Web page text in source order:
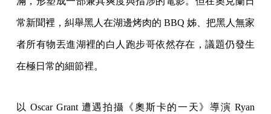
常新聞裡，糾舉黑人在湖邊烤肉的 BBQ 姊、把黑人無家
者所有物丟進湖裡的白人跑步哥依然存在，議題仍發生
在極日常的細節裡。
以 Oscar Grant 遭遇拍攝《奧斯卡的一天》導演 Ryan